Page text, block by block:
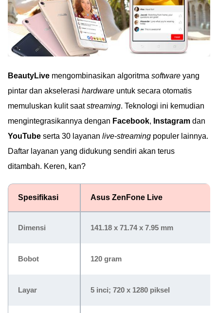
BeautyLive mengombinasikan algoritma software yang
pintar dan akselerasi hardware untuk secara otomatis
memuluskan kulit saatstreaming. Teknologi ini kemudian
mengintegrasikannya dengan Facebook, Instagram dan
YouTube serta 30 layanan live-streaming populer lainnya.
Daftar layanan yang didukung sendiri akan terus
ditambah. Keren, kan?
Spesifikasi Asus ZenFone Live
Dimensi 141.18 x 71.74 x 7.95 mm
Bobot 120 gram
Layar 5 inci; 720 x 1280 piksel